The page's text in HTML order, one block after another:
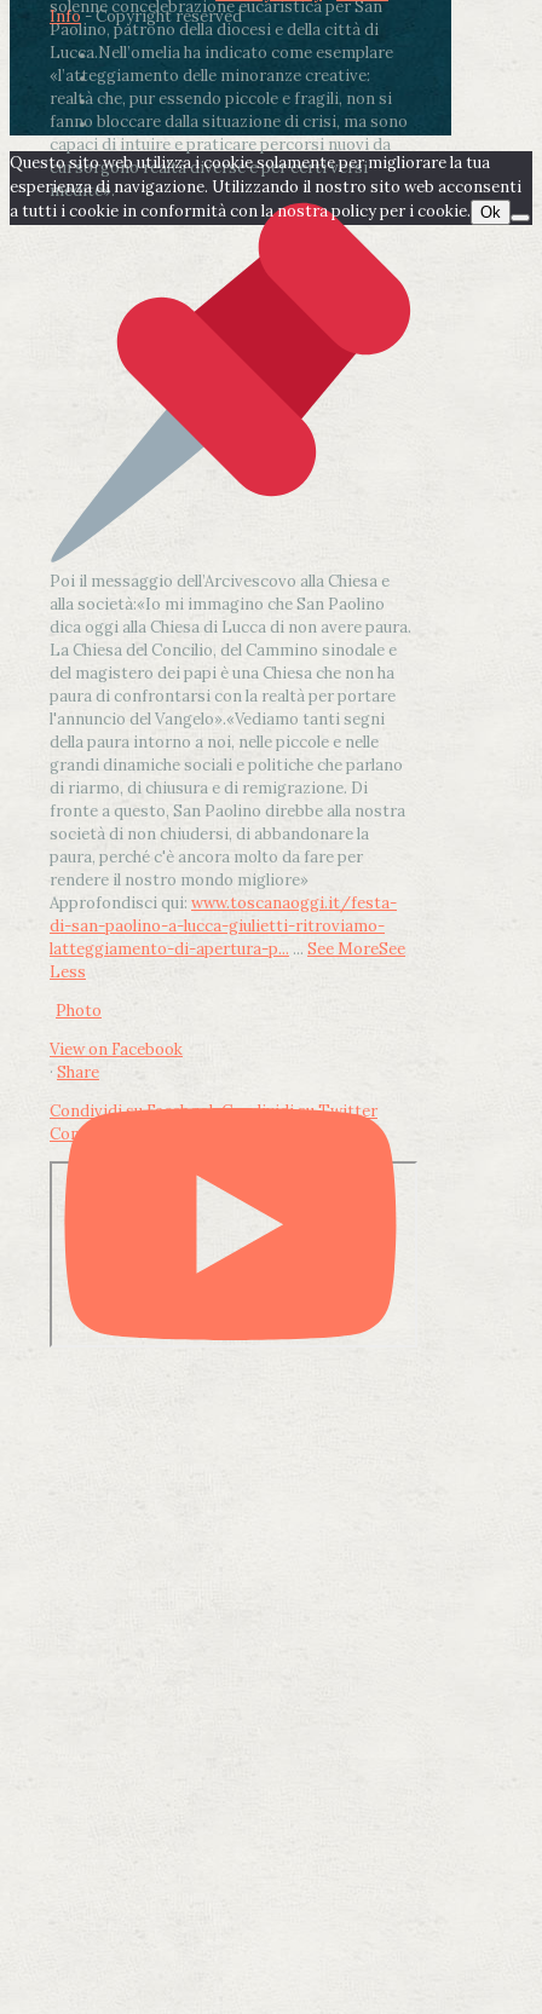
solenne concelebrazione eucaristica per San
Paolino, patrono della diocesi e della città di
Lucca.Nell’omelia ha indicato come esemplare
«l’atteggiamento delle minoranze creative:
realtà che, pur essendo piccole e fragili, non si
fanno bloccare dalla situazione di crisi, ma sono
capaci di intuire e praticare percorsi nuovi da
cui sorgono realtà diverse e per certi versi
inedite».
Poi il messaggio dell’Arcivescovo alla Chiesa e
alla società:«Io mi immagino che San Paolino
dica oggi alla Chiesa di Lucca di non avere paura.
La Chiesa del Concilio, del Cammino sinodale e
del magistero dei papi è una Chiesa che non ha
paura di confrontarsi con la realtà per portare
l'annuncio del Vangelo».«Vediamo tanti segni
della paura intorno a noi, nelle piccole e nelle
grandi dinamiche sociali e politiche che parlano
di riarmo, di chiusura e di remigrazione. Di
fronte a questo, San Paolino direbbe alla nostra
società di non chiudersi, di abbandonare la
paura, perché c'è ancora molto da fare per
rendere il nostro mondo migliore»
Approfondisci qui: www.toscanaoggi.it/festa-
di-san-paolino-a-lucca-giulietti-ritroviamo-
latteggiamento-di-apertura-p... ... See MoreSee
Less
Photo
View on Facebook
· Share
Condividi su FacebookCondividi su Twitter
Condividi su LinkedIn
Info- Copyright reserved
Questo sito web utilizza i cookie solamente per migliorare la tua
esperienza di navigazione. Utilizzando il nostro sito web acconsenti
a tutti i cookie in conformità con la nostra policy per i cookie. Ok